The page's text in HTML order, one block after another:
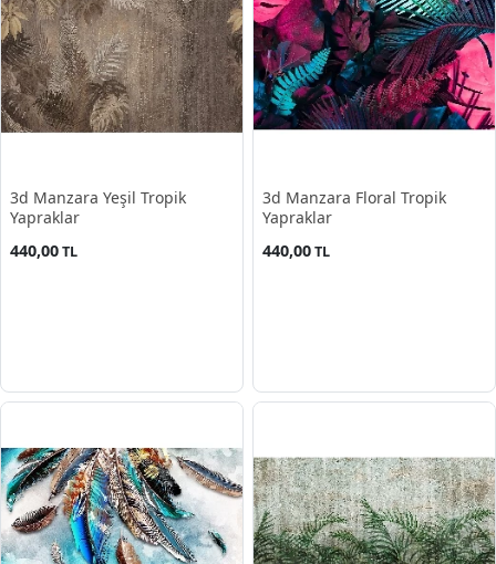
3d Manzara Yeşil Tropik
Yapraklar
440,00TL
3d Manzara Floral Tropik
Yapraklar
440,00TL